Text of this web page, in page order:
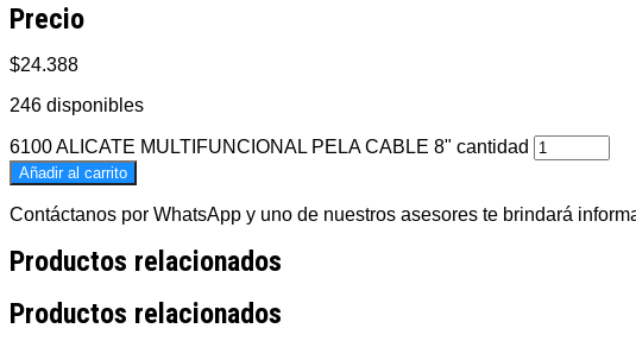
Precio
$24.388
246 disponibles
6100 ALICATE MULTIFUNCIONAL PELA CABLE 8" cantidad
Añadir al carrito
Contáctanos por WhatsApp y uno de nuestros asesores te brindará
Productos relacionados
Productos relacionados